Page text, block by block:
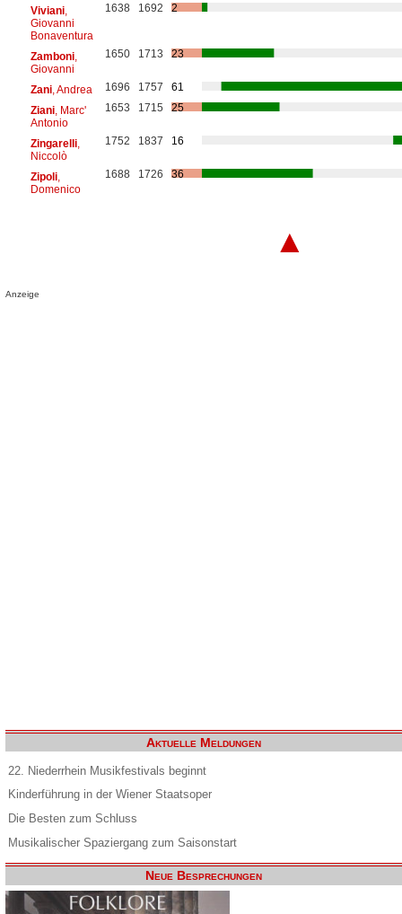
Viviani,
Giovanni
Bonaventura
1638 1692 2
Zamboni,
Giovanni
1650 1713 23
Zani, Andrea 1696 1757
61
Ziani, Marc'
Antonio
1653 1715 25
Zingarelli,
Niccolò
1752 1837 16
Zipoli,
Domenico
1688 1726 36
▲
Anzeige
Aktuelle Meldungen
22. Niederrhein Musikfestivals beginnt
Kinderführung in der Wiener Staatsoper
Die Besten zum Schluss
Musikalischer Spaziergang zum Saisonstart
Neue Besprechungen